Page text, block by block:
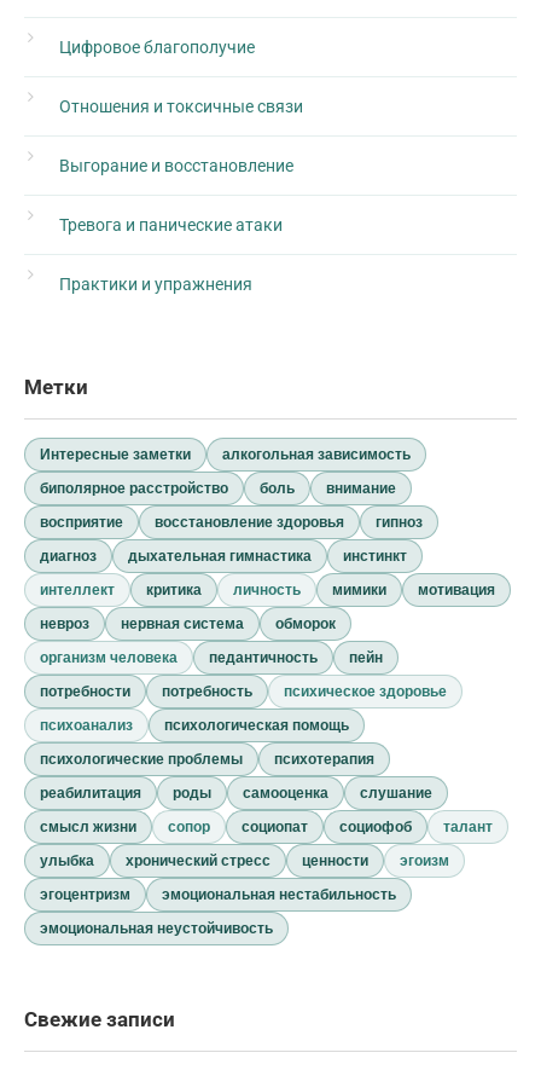
Цифровое благополучие
Отношения и токсичные связи
Выгорание и восстановление
Тревога и панические атаки
Практики и упражнения
Метки
Интересные заметки
алкогольная зависимость
биполярное расстройство
боль
внимание
восприятие
восстановление здоровья
гипноз
диагноз
дыхательная гимнастика
инстинкт
интеллект
критика личность мимики
мотивация
невроз
нервная система
обморок
организм человека
педантичность
пейн
потребности
потребность
психическое здоровье
психоанализ
психологическая помощь
психологические проблемы
психотерапия
реабилитация
роды самооценка
слушание
смысл жизни
сопор социопат социофоб
талант
улыбка
хронический стресс ценности
эгоизм
эгоцентризм
эмоциональная нестабильность
эмоциональная неустойчивость
Свежие записи